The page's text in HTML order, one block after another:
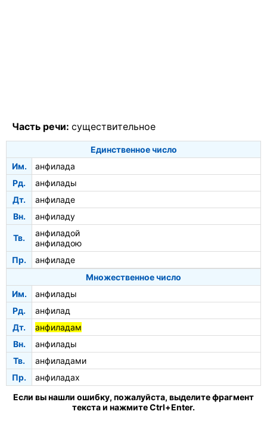
Часть речи: существительное
Единственное число
Им.
анфилада
Рд.
анфилады
Дт.
анфиладе
Вн.
анфиладу
Тв.
анфиладой
анфиладою
Пр.
анфиладе
Множественное число
Им.
анфилады
Рд.
анфилад
Дт.
анфиладам
Вн.
анфилады
Тв.
анфиладами
Пр.
анфиладах
Если вы нашли ошибку, пожалуйста, выделите фрагмент
текста и нажмите Ctrl+Enter.